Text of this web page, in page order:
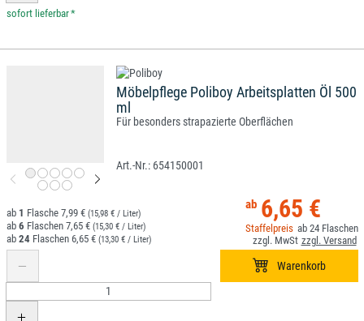
*
Möbelpflege Poliboy Arbeitsplatten Öl 500
ml
Für besonders strapazierte Oberflächen
654150001
6,65 €
24
1 7,99 € (15,98 € / Liter)
6 7,65 € (15,30 € / Liter)
24 6,65 € (13,30 € / Liter)